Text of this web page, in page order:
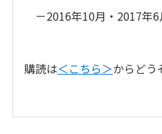
－2016年10月・2017年6
購読は＜こちら＞からどう